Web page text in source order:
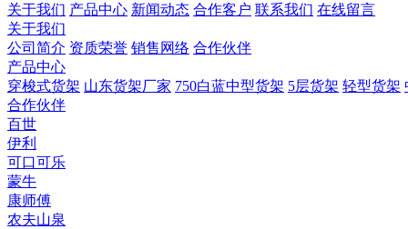
关于我们 产品中心 新闻动态 合作客户 联系我们 在线留言
关于我们
公司简介 资质荣誉 销售网络 合作伙伴
产品中心
穿梭式货架 山东货架厂家 750白蓝中型货架 5层货架 轻型货架
合作伙伴
百世
伊利
可口可乐
蒙牛
康师傅
农夫山泉